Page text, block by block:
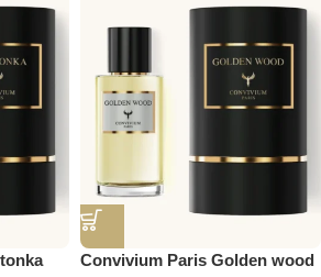
Convivium Paris Golden wood